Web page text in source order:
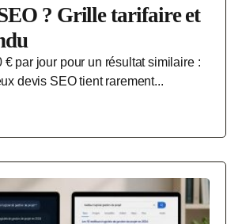
? Grille tarifaire et
€ par jour pour un résultat similaire :
devis SEO tient rarement...